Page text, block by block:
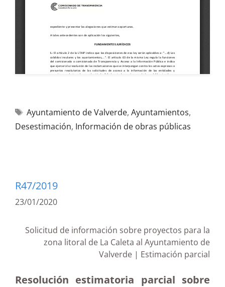
Ayuntamiento de Valverde, Ayuntamientos,
Desestimación, Información de obras públicas
R47/2019
23/01/2020
Solicitud de información sobre proyectos para la
zona litoral de La Caleta al Ayuntamiento de
Valverde | Estimación parcial
Resolución estimatoria parcial sobre